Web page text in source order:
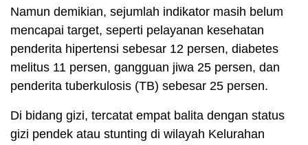
Namun demikian, sejumlah indikator masih belum
mencapai target, seperti pelayanan kesehatan
penderita hipertensi sebesar 12 persen, diabetes
melitus 11 persen, gangguan jiwa 25 persen, dan
penderita tuberkulosis (TB) sebesar 25 persen.
Di bidang gizi, tercatat empat balita dengan status
gizi pendek atau stunting di wilayah Kelurahan